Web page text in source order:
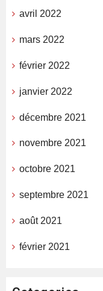
avril 2022
mars 2022
février 2022
janvier 2022
décembre 2021
novembre 2021
octobre 2021
septembre 2021
août 2021
février 2021